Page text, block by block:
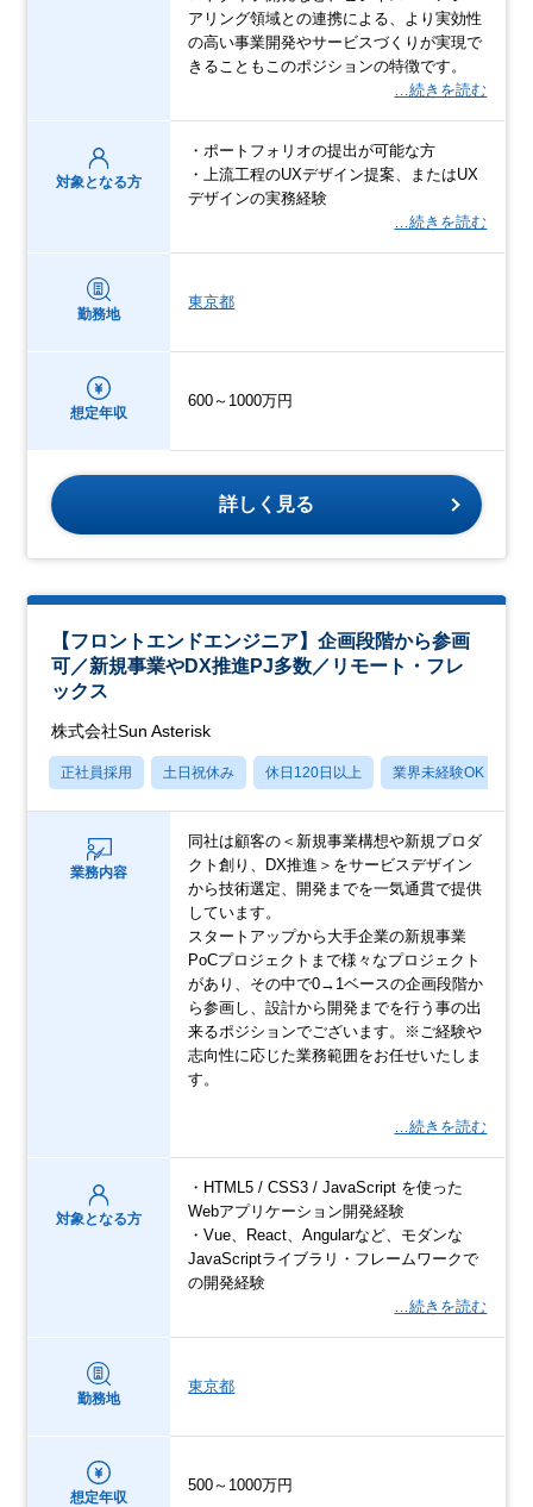
アリング領域との連携による、より実効性
の高い事業開発やサービスづくりが実現で
きることもこのポジションの特徴です。
…続きを読む
対象となる方
・ポートフォリオの提出が可能な方
・上流工程のUXデザイン提案、またはUX
デザインの実務経験
…続きを読む
勤務地
東京都
想定年収
600～1000万円
詳しく見る
【フロントエンドエンジニア】企画段階から参画
可／新規事業やDX推進PJ多数／リモート・フレ
ックス
株式会社Sun Asterisk
正社員採用 土日祝休み 休日120日以上 業界未経験OK
業務内容
同社は顧客の＜新規事業構想や新規プロダ
クト創り、DX推進＞をサービスデザイン
から技術選定、開発までを一気通貫で提供
しています。
スタートアップから大手企業の新規事業
PoCプロジェクトまで様々なプロジェクト
があり、その中で0→1ベースの企画段階か
ら参画し、設計から開発までを行う事の出
来るポジションでございます。※ご経験や
志向性に応じた業務範囲をお任せいたしま
す。
…続きを読む
対象となる方
・HTML5 / CSS3 / JavaScript を使った
Webアプリケーション開発経験
・Vue、React、Angularなど、モダンな
JavaScriptライブラリ・フレームワークで
の開発経験
…続きを読む
勤務地
東京都
想定年収
500～1000万円